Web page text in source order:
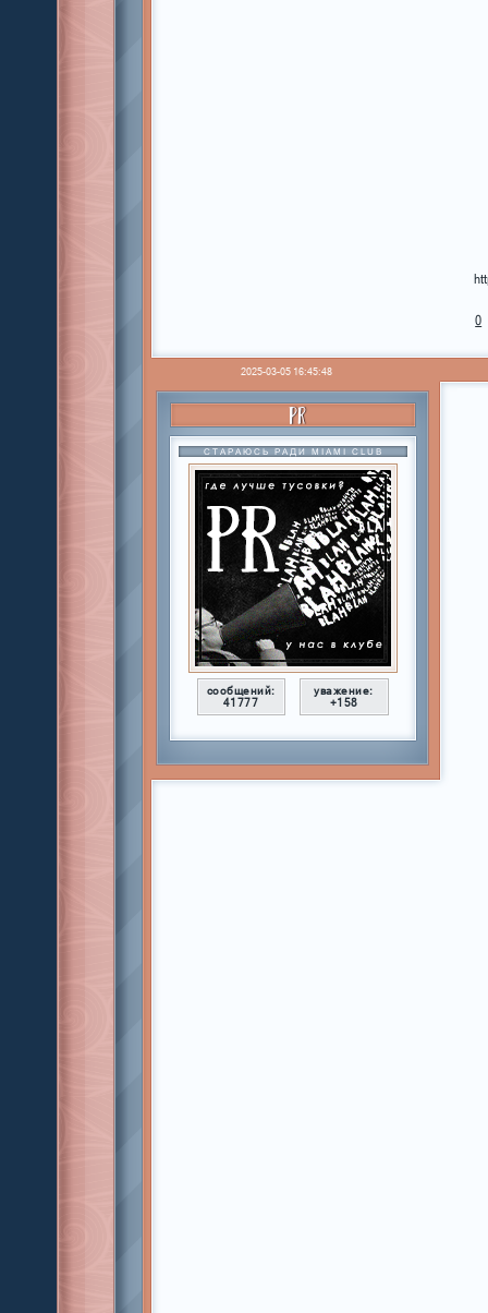
0
2025-03-05 16:45:48
PR
СТАРАЮСЬ РАДИ MIAMI CLUB
сообщений:
41777
уважение:
+158